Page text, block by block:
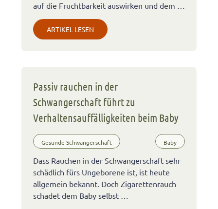
auf die Fruchtbarkeit auswirken und dem …
ARTIKEL LESEN
Passiv rauchen in der
Schwangerschaft führt zu
Verhaltensauffälligkeiten beim Baby
Gesunde Schwangerschaft Baby
Dass Rauchen in der Schwangerschaft sehr
schädlich fürs Ungeborene ist, ist heute
allgemein bekannt. Doch Zigarettenrauch
schadet dem Baby selbst …